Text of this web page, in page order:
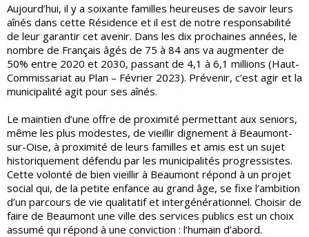
Aujourd’hui, il y a soixante familles heureuses de savoir leurs
aînés dans cette Résidence et il est de notre responsabilité
de leur garantir cet avenir. Dans les dix prochaines années, le
nombre de Français âgés de 75 à 84 ans va augmenter de
50% entre 2020 et 2030, passant de 4,1 à 6,1 millions (Haut-
Commissariat au Plan – Février 2023). Prévenir, c’est agir et la
municipalité agit pour ses aînés.
Le maintien d’une offre de proximité permettant aux seniors,
même les plus modestes, de vieillir dignement à Beaumont-
sur-Oise, à proximité de leurs familles et amis est un sujet
historiquement défendu par les municipalités progressistes.
Cette volonté de bien vieillir à Beaumont répond à un projet
social qui, de la petite enfance au grand âge, se fixe l’ambition
d’un parcours de vie qualitatif et intergénérationnel. Choisir de
faire de Beaumont une ville des services publics est un choix
assumé qui répond à une conviction : l’humain d’abord.